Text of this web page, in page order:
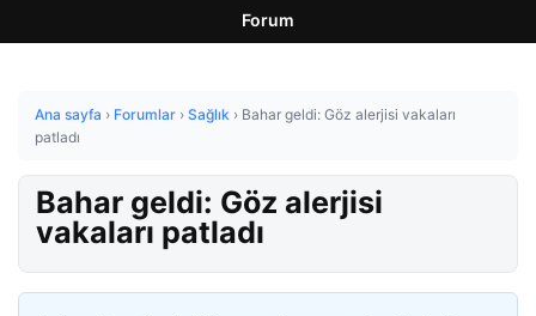
Forum
Ana sayfa › Forumlar › Sağlık › Bahar geldi: Göz alerjisi vakaları
patladı
Bahar geldi: Göz alerjisi
vakaları patladı